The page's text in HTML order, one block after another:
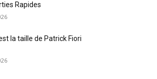
Rapides
la taille de Patrick Fiori